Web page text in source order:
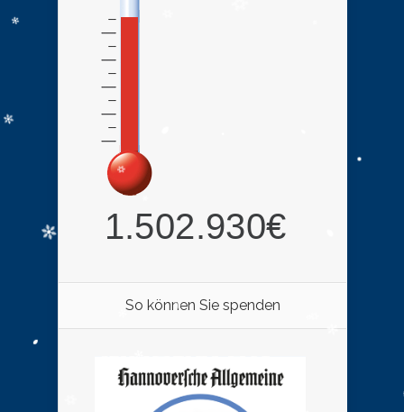
So können Sie spenden